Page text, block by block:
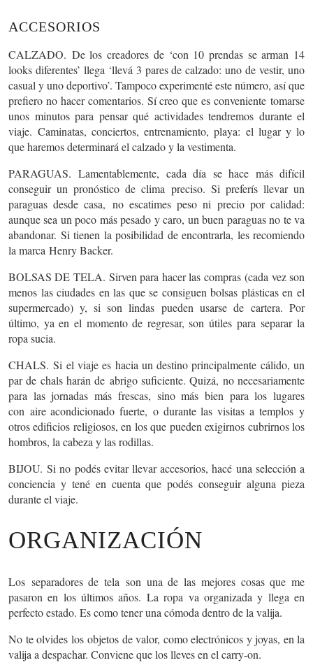
ACCESORIOS
CALZADO. De los creadores de ‘con 10 prendas se arman 14
looks diferentes’ llega ‘llevá 3 pares de calzado: uno de vestir, uno
casual y uno deportivo’. Tampoco experimenté este número, así que
prefiero no hacer comentarios. Sí creo que es conveniente tomarse
unos minutos para pensar qué actividades tendremos durante el
viaje. Caminatas, conciertos, entrenamiento, playa: el lugar y lo
que haremos determinará el calzado y la vestimenta.
PARAGUAS. Lamentablemente, cada día se hace más difícil
conseguir un pronóstico de clima preciso. Si preferís llevar un
paraguas desde casa, no escatimes peso ni precio por calidad:
aunque sea un poco más pesado y caro, un buen paraguas no te va
abandonar. Si tienen la posibilidad de encontrarla, les recomiendo
la marca Henry Backer.
BOLSAS DE TELA. Sirven para hacer lascompras (cada vez son
menos las ciudades en las que se consiguen bolsas plásticas en el
supermercado) y, si son lindas pueden usarse de cartera. Por
último, ya en el momento de regresar, son útiles paraseparar la
ropa sucia.
CHALS. Si el viaje es hacia un destino principalmente cálido, un
par de chals harán de abrigo suficiente. Quizá, no necesariamente
para las jornadas más frescas, sino más bien para los lugares
con aire acondicionado fuerte, o durante las visitas atemplos y
otros edificios religiosos, en los que pueden exigirnos cubrirnos los
hombros, la cabeza y las rodillas.
BIJOU. Si no podés evitar llevar accesorios, hacé una selección a
conciencia y tené en cuenta que podés conseguir alguna pieza
durante el viaje.
ORGANIZACIÓN
Los separadores de tela son una de las mejores cosas que me
pasaron en los últimos años. La ropa va organizada y llega en
perfecto estado. Es como tener una cómoda dentro de la valija.
No te olvides los objetos de valor, como electrónicos y joyas, en la
valija a despachar. Conviene que los lleves en el carry-on.